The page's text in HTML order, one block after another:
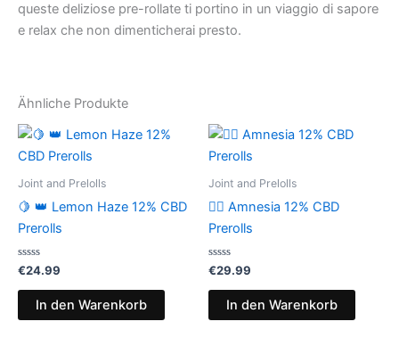
queste deliziose pre-rollate ti portino in un viaggio di sapore
e relax che non dimenticherai presto.
Ähnliche Produkte
Joint and Prelolls
🍋 👑 Lemon Haze 12% CBD
Prerolls
Bewertet
mit
0
€24.99
In den Warenkorb
Joint and Prelolls
😶‍🌫️ Amnesia 12% CBD
Prerolls
Bewertet
mit
0
€29.99
In den Warenkorb